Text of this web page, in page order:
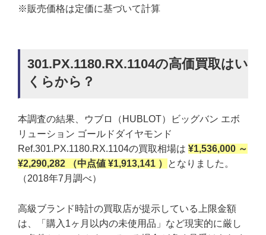
※販売価格は定価に基づいて計算
301.PX.1180.RX.1104の高価買取はい
くらから？
本調査の結果、ウブロ（HUBLOT）ビッグバン エボ
リューション ゴールドダイヤモンド
Ref.301.PX.1180.RX.1104の買取相場は ¥1,536,000 ～
¥2,290,282 （中点値 ¥1,913,141 ）
となりました。
（2018年7月調べ）
高級ブランド時計の買取店が提示している上限金額
は、「購入1ヶ月以内の未使用品」など現実的に厳し